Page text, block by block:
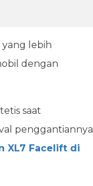
yang lebih
dengan
saat
penggantiannya
XL7 Facelift di